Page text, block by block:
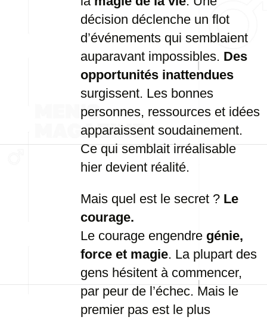
décision déclenche un flot
d’événements qui semblaient
auparavant impossibles. Des
opportunités inattendues
surgissent. Les bonnes
personnes, ressources et idées
apparaissent soudainement.
Ce qui semblait irréalisable
hier devient réalité.
Mais quel est le secret ? Le
courage.
Le courage engendre génie,
force et magie. La plupart des
gens hésitent à commencer,
par peur de l’échec. Mais le
premier pas est le plus